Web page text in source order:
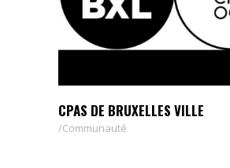
CPAS DE BRUXELLES VILLE
Communauté